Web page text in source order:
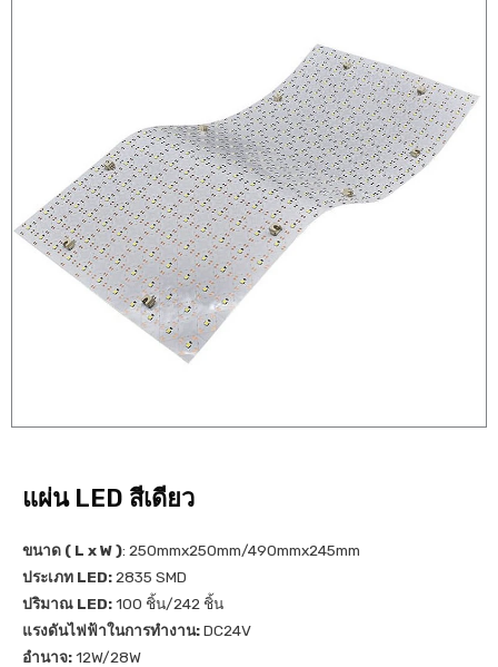
แผ่น LED สีเดียว
ขนาด ( L x W ): 250mmx250mm/490mmx245mm
ประเภท LED: 2835 SMD
ปริมาณ LED:100 ชิ้น/242 ชิ้น
แรงดันไฟฟ้าในการทำงาน:DC24V
อำนาจ:12W/28W